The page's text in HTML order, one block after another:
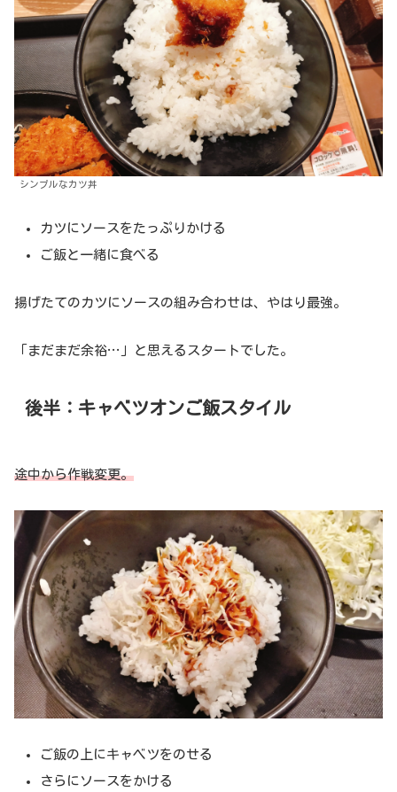
シンプルなカツ丼
カツにソースをたっぷりかける
ご飯と一緒に食べる
揚げたてのカツにソースの組み合わせは、やはり最強。
「まだまだ余裕…」と思えるスタートでした。
後半：キャベツオンご飯スタイル
途中から作戦変更。
ご飯の上にキャベツをのせる
さらにソースをかける